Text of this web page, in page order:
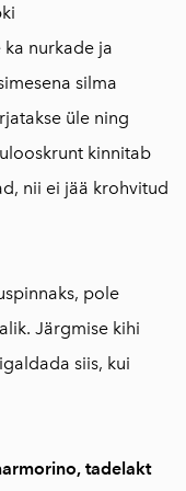
nurkade ja
silma
üle ning
kinnitab
nii ei jää krohvitud
pole
Järgmise kihi
siis, kui
tadelakt